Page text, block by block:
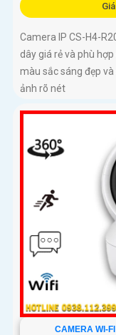
Camera IP CS-H4-
dây giá rẻ và phù
màu sắc sáng đẹp
ảnh rõ nét
CAMERA WI-